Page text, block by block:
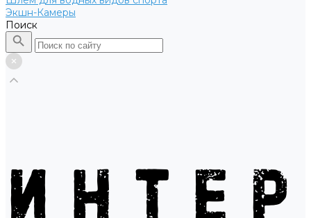
Экшн-Камеры
Поиск